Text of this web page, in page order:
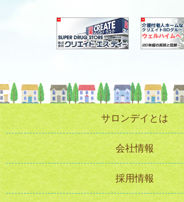
サロンデイとは
会社情報
採用情報